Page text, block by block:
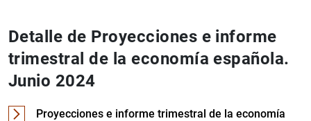
Detalle de Proyecciones e informe
trimestral de la economía española.
Junio 2024
Proyecciones e informe trimestral de la economía